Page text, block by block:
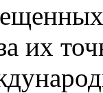
их